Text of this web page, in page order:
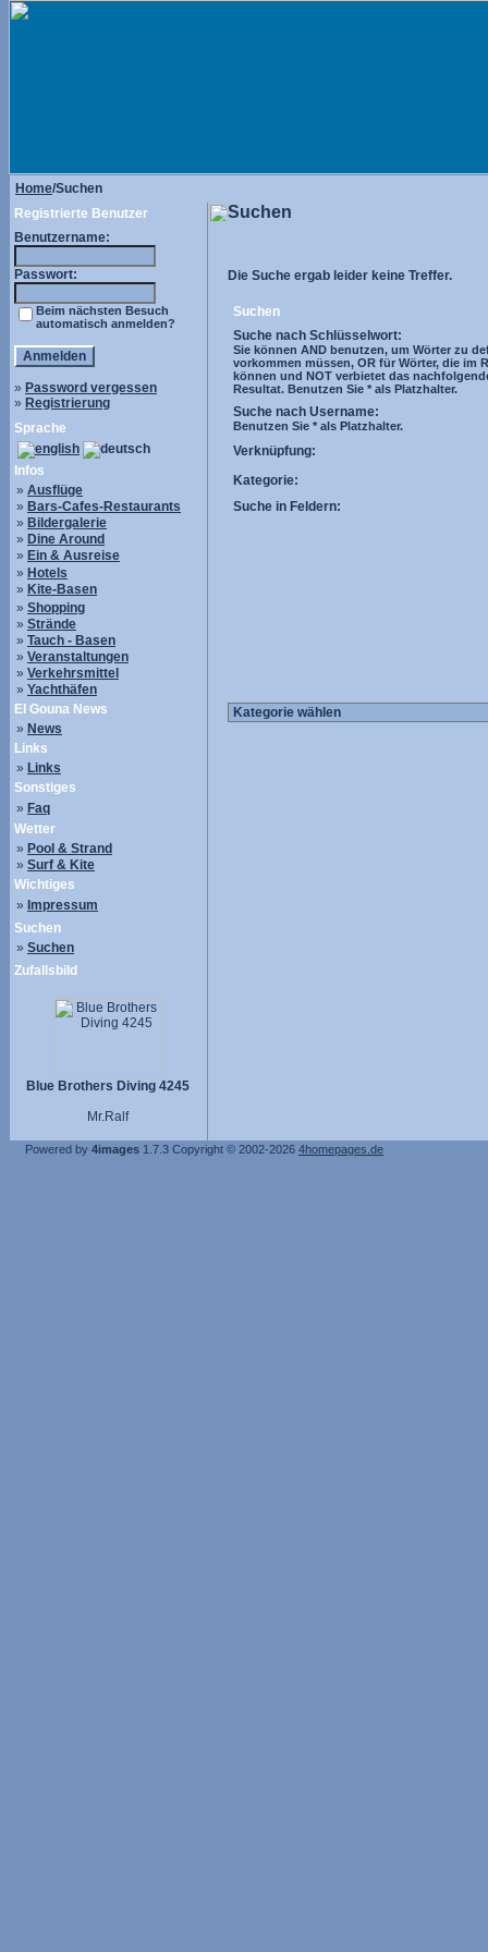
Home/Suchen
Registrierte Benutzer
Benutzername:
Passwort:
Beim nächsten Besuch
automatisch anmelden?
» Password vergessen
» Registrierung
Sprache
Infos
» Ausflüge
» Bars-Cafes-Restaurants
» Bildergalerie
» Dine Around
» Ein & Ausreise
» Hotels
» Kite-Basen
» Shopping
» Strände
» Tauch - Basen
» Veranstaltungen
» Verkehrsmittel
» Yachthäfen
El Gouna News
» News
Links
» Links
Sonstiges
» Faq
Wetter
» Pool & Strand
» Surf & Kite
Wichtiges
» Impressum
Suchen
» Suchen
Zufallsbild
Blue Brothers Diving 4245
Mr.Ralf
Suchen
Die Suche ergab leider keine Treffer.
Suchen
Suche nach Schlüsselwort:
Sie können AND benutzen, um Wörter zu
vorkommen müssen, OR für Wörter, die im
können und NOT verbietet das
Resultat. Benutzen Sie * als Platzhalter.
Suche nach Username:
Benutzen Sie * als Platzhalter.
Verknüpfung:
Kategorie:
Suche in Feldern:
Powered by 4images 1.7.3 Copyright © 2002-2026 4homepages.de